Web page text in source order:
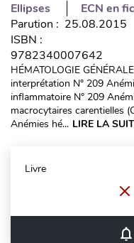
Ellipses
ECN en
Parution : 25.08.2015
ISBN :
9782340007642
HÉMATOLOGIE
interprétation N° 209
inflammatoire N° 209
macrocytaires carentielles
Anémies hé... LIRE LA
Livre
notifications_none